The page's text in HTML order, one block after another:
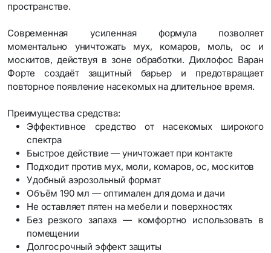
пространстве.
Современная усиленная формула позволяет
моментально уничтожать мух, комаров, моль, ос и
москитов, действуя в зоне обработки. Дихлофос Варан
Форте создаёт защитный барьер и предотвращает
повторное появление насекомых на длительное время.
Преимущества средства:
Эффективное средство от насекомых широкого
спектра
Быстрое действие — уничтожает при контакте
Подходит против мух, моли, комаров, ос, москитов
Удобный аэрозольный формат
Объём 190 мл — оптимален для дома и дачи
Не оставляет пятен на мебели и поверхностях
Без резкого запаха — комфортно использовать в
помещении
Долгосрочный эффект защиты